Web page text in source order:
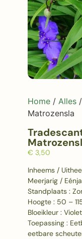
Home/ Alles/
Matrozensla
€ 3,50
Inheems /
Meerjarig /
Standplaats :
Hoogte : 50 –
Bloeikleur :
Toepassing :
eetbare